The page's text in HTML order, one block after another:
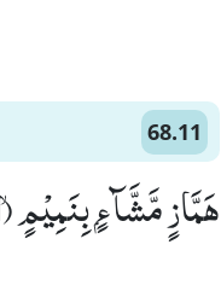
68.11
هَمَّازٍ مَّشَّآءٍۭ بِنَمِیْمٍۙ (11)